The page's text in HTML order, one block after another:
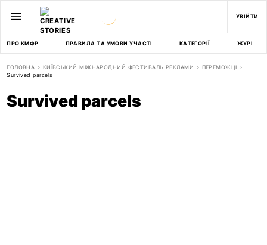
УВІЙТИ
ПРО КМФР ПРАВИЛА ТА УМОВИ УЧАСТІ КАТЕГОРІЇ ЖУРІ
ГОЛОВНА КИЇВСЬКИЙ МІЖНАРОДНИЙ ФЕСТИВАЛЬ РЕКЛАМИ
ПЕРЕМОЖЦІ
Survived parcels
Survived parcels